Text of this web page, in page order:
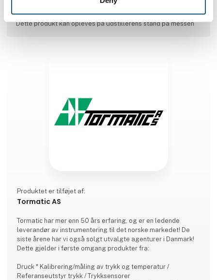
Produktet er medbragt på messen
Dette produkt kan opleves på udstillerens stand på messen
Produktet er tilføjet af:
Tormatic AS
Tormatic har mer enn 50 års erfaring, og er en ledende
leverandør av instrumentering til det norske markedet! De
siste årene har vi også solgt utvalgte agenturer i Danmark!
Dette gjelder i første omgang produkter fra:
Druck * Kalibrering/måling av trykk og temperatur /
Referanseutstyr trykk / Trykksensorer